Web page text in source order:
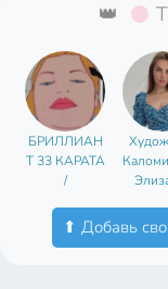
👑
БРИЛЛИАН
Т 33 КАРАТА
/
РСК⬆ Добавь